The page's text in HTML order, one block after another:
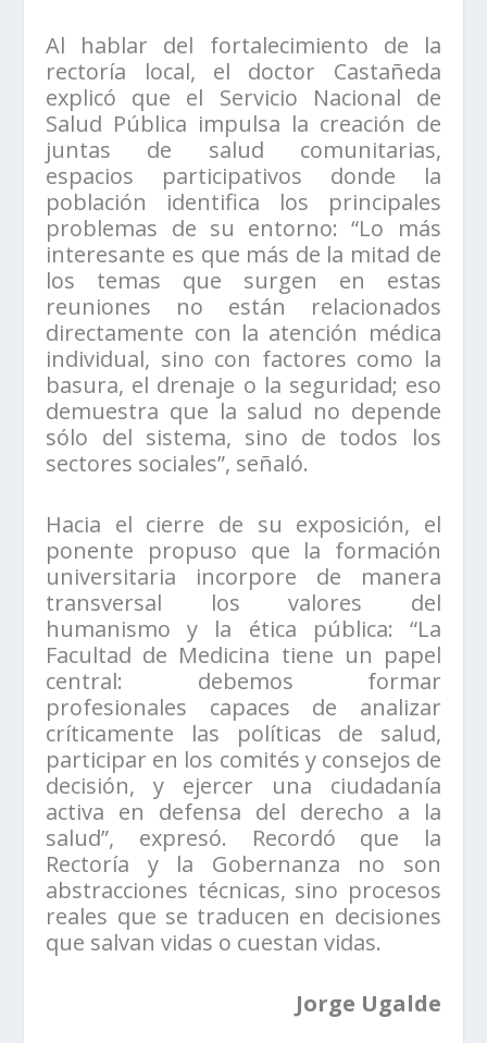
Al hablar del fortalecimiento de la
rectoría local, el doctor Castañeda
explicó que el Servicio Nacional de
Salud Pública impulsa la creación de
juntas de salud comunitarias,
espacios participativos donde la
población identifica los principales
problemas de su entorno: “Lo más
interesante es que más de la mitad de
los temas que surgen en estas
reuniones no están relacionados
directamente con la atención médica
individual, sino con factores como la
basura, el drenaje o la seguridad; eso
demuestra que la salud no depende
sólo del sistema, sino de todos los
sectores sociales”, señaló.
Hacia el cierre de su exposición, el
ponente propuso que la formación
universitaria incorpore de manera
transversal los valores del
humanismo y la ética pública: “La
Facultad de Medicina tiene un papel
central: debemos formar
profesionales capaces de analizar
críticamente las políticas de salud,
participar en los comités y consejos de
decisión, y ejercer una ciudadanía
activa en defensa del derecho a la
salud”, expresó. Recordó que la
Rectoría y la Gobernanza no son
abstracciones técnicas, sino procesos
reales que se traducen en decisiones
que salvan vidas o cuestan vidas.
Jorge Ugalde